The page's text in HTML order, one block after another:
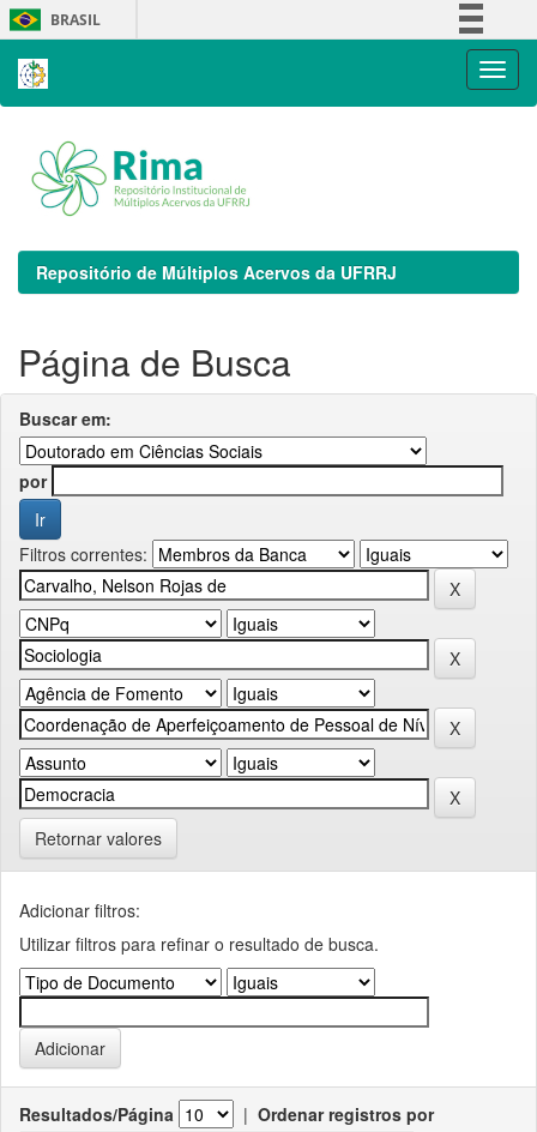
Skip
navigation
BRASIL
Repositório de Múltiplos Acervos da UFRRJ
Página de Busca
Buscar em:
por
Filtros correntes:
Retornar valores
Adicionar filtros:
Utilizar filtros para refinar o resultado de busca.
Resultados/Página | Ordenar registros por